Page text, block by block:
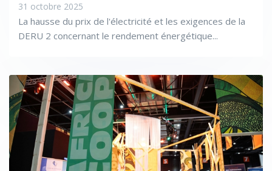
31 octobre 2025
La hausse du prix de l'électricité et les exigences de la
DERU 2 concernant le rendement énergétique...